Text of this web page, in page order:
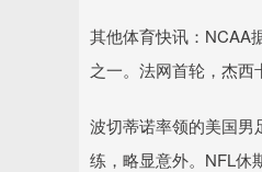
其他体育快讯：NCAA
之一。法网首轮，杰西
波切蒂诺率领的美国男
练，略显意外。NFL休